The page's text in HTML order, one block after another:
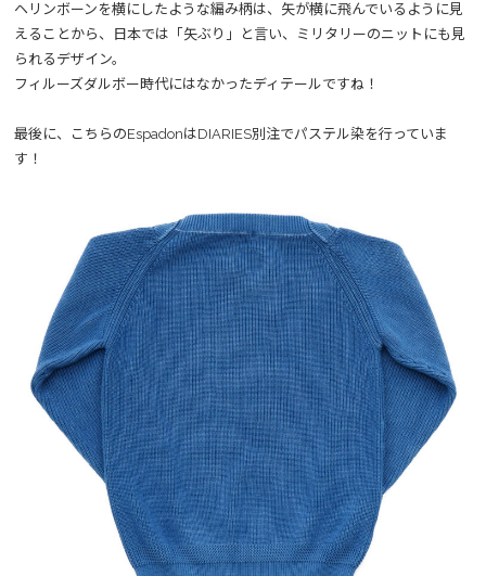
ヘリンボーンを横にしたような編み柄は、矢が横に飛んでいるように見
えることから、日本では「矢ぶり」と言い、ミリタリーのニットにも見
られるデザイン。
フィルーズダルボー時代にはなかったディテールですね！
最後に、こちらのEspadonはDIARIES別注でパステル染を行っていま
す！